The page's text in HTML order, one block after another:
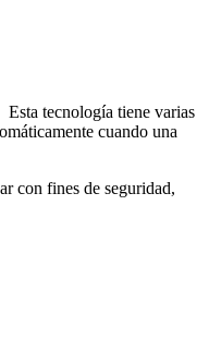
tecnología tiene varias
cuando una
con fines de seguridad,